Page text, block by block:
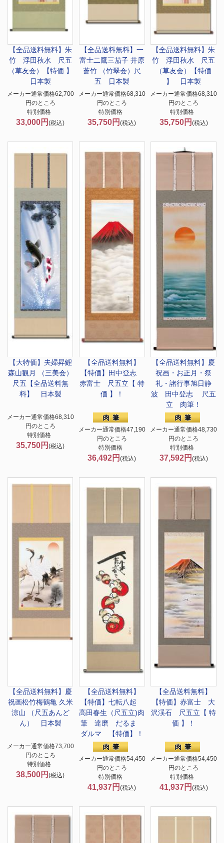
【全品送料無料】 朱
竹 浮田秋水 尺五
（草友会）【特価 】
日本製
メーカー通常価格62,700
円のところ
特別価格
33,000円(税込)
【全品送料無料】 一
富士二鷹三茄子 井原
蒼竹 （竹翠会）尺
五 日本製
メーカー通常価格68,310
円のところ
特別価格
35,750円(税込)
【全品送料無料】朱
竹 浮田秋水 尺五
（草友会）【特価
】 日本製
メーカー通常価格68,310
円のところ
特別価格
35,750円 (税込)
【大特価】 夫婦昇鯉
森山観月 （三美会）
尺五【全品送料無
料】 日本製
メーカー通常価格68,310
円のところ
特別価格
35,750円(税込)
【全品送料無料】
【特価】
田中登志
赤富士 尺五立【 特
価 】！
メーカー通常価格47,190
円のところ
特別価格
36,492円(税込)
【全品送料無料】慶
祝画・お正月・祭
礼・諸行事旭日静
波 田中登志 尺五
立 肉筆！
メーカー通常価格48,730
円のところ
特別価格
37,592円 (税込)
【全品送料無料】慶
祝画松竹梅鶴亀 久米
涼山 （尺五あんど
ん） 日本製
メーカー通常価格73,700
円のところ
特別価格
38,500円(税込)
【全品送料無料】
【特価】 七転八起
高田春生（尺五立)肉
筆 達磨 だるま
ダルマ 【特価】！
メーカー通常価格54,450
円のところ
特別価格
41,937円(税込)
【全品送料無料】
【特価】赤富士 大
沢渓石 尺五立【 特
価 】！
メーカー通常価格54,450
円のところ
特別価格
41,937円 (税込)